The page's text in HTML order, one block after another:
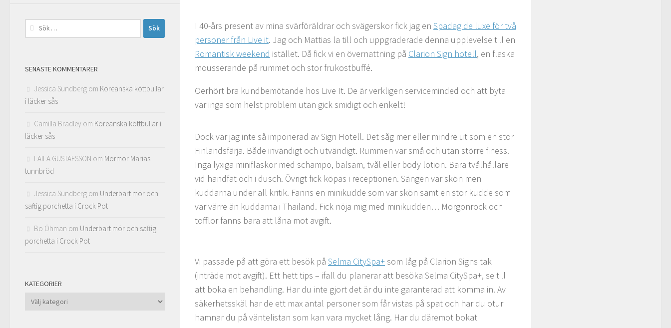
I 40-års present av mina svärföräldrar och svägerskor fick jag en Spadag de luxe för två
personer från Live it. Jag och Mattias la till och uppgraderade denna upplevelse till en
Romantisk weekend istället. Då fick vi en övernattning på Clarion Sign hotell, en flaska
mousserande på rummet och stor frukostbuffé.
Oerhört bra kundbemötande hos Live It. De är verkligen serviceminded och att byta
var inga som helst problem utan gick smidigt och enkelt!
Dock var jag inte så imponerad av Sign Hotell. Det såg mer eller mindre ut som en stor
Finlandsfärja. Både invändigt och utvändigt. Rummen var små och utan större finess.
Inga lyxiga miniflaskor med schampo, balsam, tvål eller body lotion. Bara tvålhållare
vid handfat och i dusch. Övrigt fick köpas i receptionen. Sängen var skön men
kuddarna under all kritik. Fanns en minikudde som var skön samt en stor kudde som
var värre än kuddarna i Thailand. Fick nöja mig med minikudden… Morgonrock och
tofflor fanns bara att låna mot avgift.
Vi passade på att göra ett besök på Selma CitySpa+ som låg på Clarion Signs tak
(inträde mot avgift). Ett hett tips – ifall du planerar att besöka Selma CitySpa+, se till
att boka en behandling. Har du inte gjort det är du inte garanterad att komma in. Av
säkerhetsskäl har de ett max antal personer som får vistas på spat och har du otur
hamnar du på väntelistan som kan vara mycket lång. Har du däremot bokat
Sök
efter:
SENASTE KOMMENTARER
Jessica Sundberg om Koreanska köttbullar
i läcker sås
Camilla Bradley om Koreanska köttbullar i
läcker sås
LAILA GUSTAFSSON om Mormor Marias
tunnbröd
Jessica Sundberg om Underbart mör och
saftig porchetta i Crock Pot
Bo Öhman om Underbart mör och saftig
porchetta i Crock Pot
KATEGORIER
Kategorier